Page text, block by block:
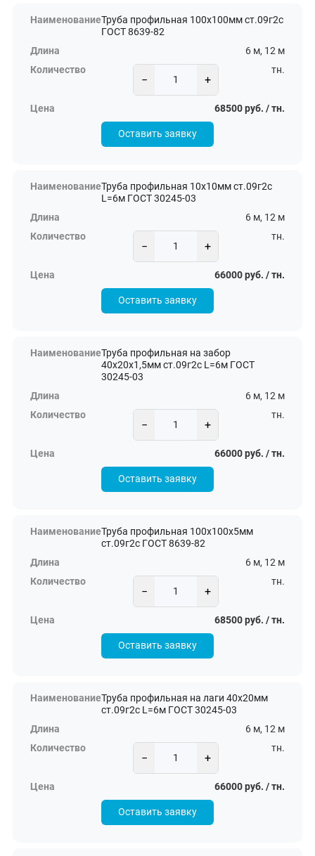
Труба профильная 100х100мм ст.09г2с
ГОСТ 8639-82
6 м, 12 м
− +
тн.
68500 руб. / тн.
Оставить заявку
Труба профильная 10х10мм ст.09г2с
L=6м ГОСТ 30245-03
6 м, 12 м
− +
тн.
66000 руб. / тн.
Оставить заявку
Труба профильная на забор
40х20х1,5мм ст.09г2с L=6м ГОСТ
30245-03
6 м, 12 м
− +
тн.
66000 руб. / тн.
Оставить заявку
Труба профильная 100х100х5мм
ст.09г2с ГОСТ 8639-82
6 м, 12 м
− +
тн.
68500 руб. / тн.
Оставить заявку
Труба профильная на лаги 40х20мм
ст.09г2с L=6м ГОСТ 30245-03
6 м, 12 м
− +
тн.
66000 руб. / тн.
Оставить заявку